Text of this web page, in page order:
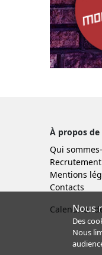
À propos de
Qui
Recrutement
Mentions
Contacts
Calendrier
Nous
Des
Nous